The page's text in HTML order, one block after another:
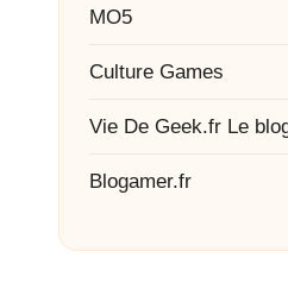
MO5
Culture Games
Vie De Geek.frLe
Blogamer.fr